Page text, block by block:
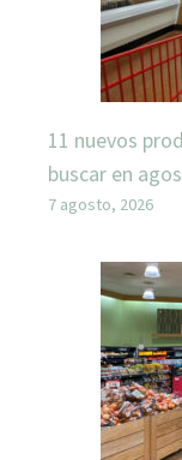
11 nuevos
buscar en
7 agosto, 2026